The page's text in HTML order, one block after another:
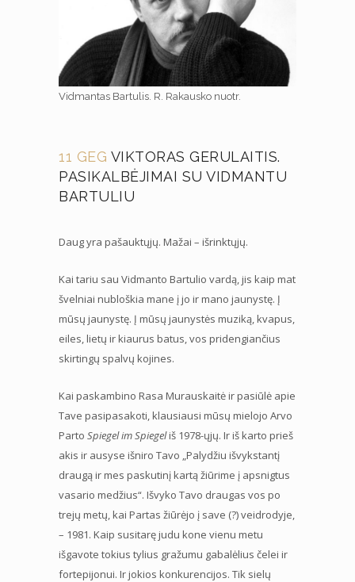
Vidmantas Bartulis. R. Rakausko nuotr.
11 GEG VIKTORAS GERULAITIS.
PASIKALBĖJIMAI SU VIDMANTU
BARTULIU
Daug yra pašauktųjų. Mažai – išrinktųjų.
Kai tariu sau Vidmanto Bartulio vardą, jis kaip mat
švelniai nubloškia mane į jo ir mano jaunystę. Į
mūsų jaunystę. Į mūsų jaunystės muziką, kvapus,
eiles, lietų ir kiaurus batus, vos pridengiančius
skirtingų spalvų kojines.
Kai paskambino Rasa Murauskaitė ir pasiūlė apie
Tave pasipasakoti, klausiausi mūsų mielojo Arvo
Parto Spiegel im Spiegeliš 1978-ųjų. Ir iš karto prieš
akis ir ausyse išniro Tavo „Palydžiu išvykstantį
draugą ir mes paskutinį kartą žiūrime į apsnigtus
vasario medžius“. Išvyko Tavo draugas vos po
trejų metų, kai Partas žiūrėjo į save (?) veidrodyje,
– 1981. Kaip susitarę judu kone vienu metu
išgavote tokius tylius gražumu gabalėlius čelei ir
fortepijonui. Ir jokios konkurencijos. Tik sielų